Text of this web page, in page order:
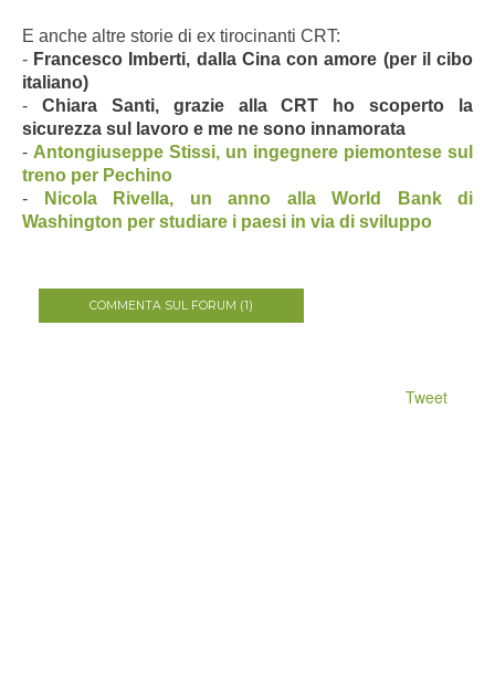
E anche altre storie di ex tirocinanti CRT:
- Francesco Imberti, dalla Cina con amore (per il cibo
italiano)
- Chiara Santi, grazie alla CRT ho scoperto la
sicurezza sul lavoro e me ne sono innamorata
- Antongiuseppe Stissi, un ingegnere piemontese sul
treno per Pechino
-
Nicola Rivella, un anno alla World Bank di
Washington per studiare i paesi in via di sviluppo
COMMENTA SUL FORUM (1)
Tweet